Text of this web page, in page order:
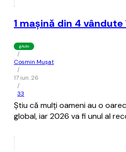
1 maşină din 4
gAuto
/
Cosmin Mușat
/
17 iun. 26
/
33
Ştiu că mulţi oameni au o
global, iar 2026 va fi unul al